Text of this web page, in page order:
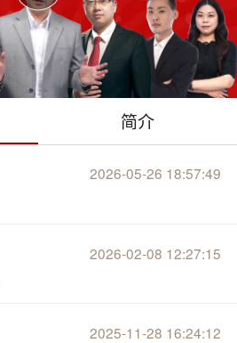
简介
2026-05-26 18:57:49
2026-02-08 12:27:15
2025-11-28 16:24:12